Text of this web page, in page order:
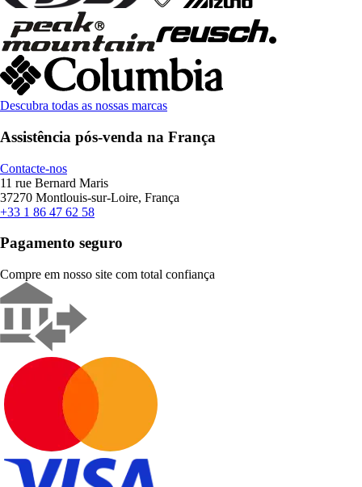
Descubra todas as nossas marcas
Assistência pós-venda na França
Contacte-nos
11 rue Bernard Maris
37270 Montlouis-sur-Loire, França
+33 1 86 47 62 58
Pagamento seguro
Compre em nosso site com total confiança